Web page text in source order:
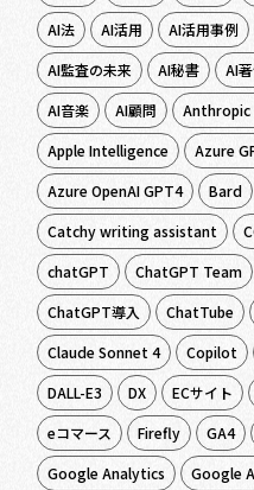
AI法
AI活用 AI活用事例
AI監査の未来
AI秘書 AI
AI音楽
AI顧問 Anthropic
Apple Intelligence
Azure
Azure OpenAI GPT4
Bard
Catchy writing assistant
chatGPT
ChatGPT Team
ChatGPT導入
ChatTube
Claude Sonnet 4
Copilot
DALL-E3
DX ECサイト
eコマース
Firefly GA4
Google Analytics
Google